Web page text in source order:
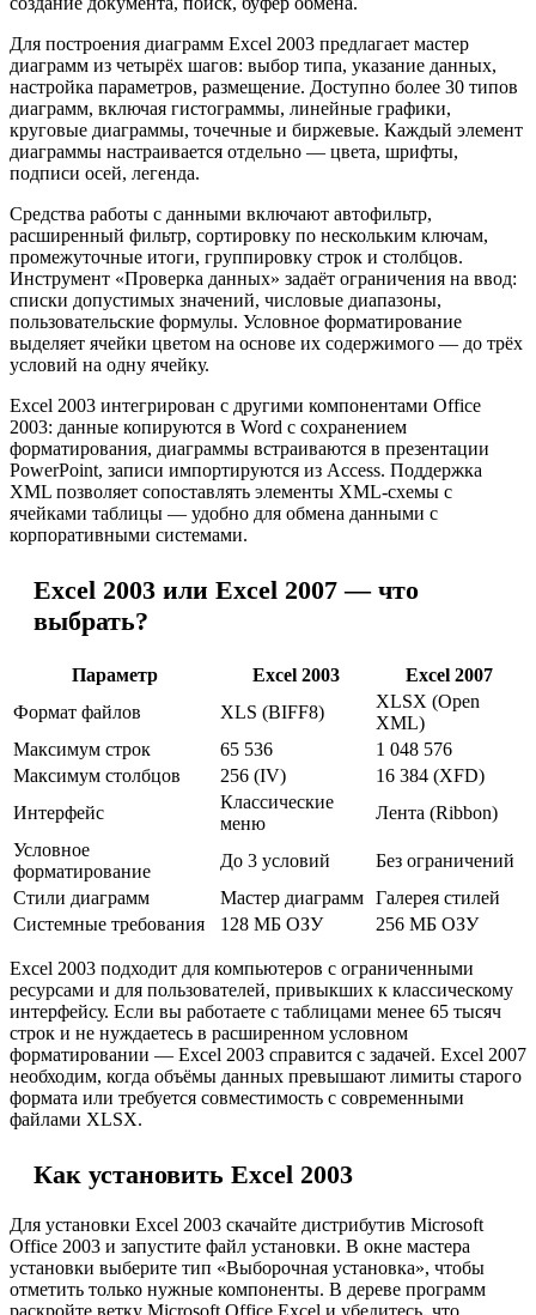
Для построения диаграмм Excel 2003 предлагает мастер
диаграмм из четырёх шагов: выбор типа, указание данных,
настройка параметров, размещение. Доступно более 30 типов
диаграмм, включая гистограммы, линейные графики,
круговые диаграммы, точечные и биржевые. Каждый элемент
диаграммы настраивается отдельно — цвета, шрифты,
подписи осей, легенда.
Средства работы с данными включают автофильтр,
расширенный фильтр, сортировку по нескольким ключам,
промежуточные итоги, группировку строк и столбцов.
Инструмент «Проверка данных» задаёт ограничения на ввод:
списки допустимых значений, числовые диапазоны,
пользовательские формулы. Условное форматирование
выделяет ячейки цветом на основе их содержимого — до трёх
условий на одну ячейку.
Excel 2003 интегрирован с другими компонентами Office
2003: данные копируются в Word с сохранением
форматирования, диаграммы встраиваются в презентации
PowerPoint, записи импортируются из Access. Поддержка
XML позволяет сопоставлять элементы XML-схемы с
ячейками таблицы — удобно для обмена данными с
корпоративными системами.
Excel 2003 или Excel 2007 — что
выбрать?
Параметр Excel 2003
Excel 2007
Формат файлов
XLS (BIFF8)
XLSX (Open
XML)
Максимум строк
65 536
1 048 576
Максимум столбцов
256 (IV)
16 384 (XFD)
Интерфейс
Классические
меню
Лента (Ribbon)
Условное
форматирование
До 3 условий
Без ограничений
Стили диаграмм
Мастер диаграмм Галерея стилей
Системные требования
128 МБ ОЗУ 256 МБ ОЗУ
Excel 2003 подходит для компьютеров с ограниченными
ресурсами и для пользователей, привыкших к классическому
интерфейсу. Если вы работаете с таблицами менее 65 тысяч
строк и не нуждаетесь в расширенном условном
форматировании — Excel 2003 справится с задачей. Excel 2007
необходим, когда объёмы данных превышают лимиты старого
формата или требуется совместимость с современными
файлами XLSX.
Как установить Excel 2003
Для установки Excel 2003 скачайте дистрибутив Microsoft
Office 2003 и запустите файл установки. В окне мастера
установки выберите тип «Выборочная установка», чтобы
отметить только нужные компоненты. В дереве программ
раскройте ветку Microsoft Office Excel и убедитесь, что